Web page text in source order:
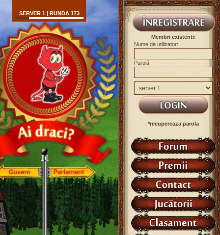
SERVER 1 | RUNDA 173
Membri existenti:
Nume de utilizator:
Parolă:
*recupereaza parola